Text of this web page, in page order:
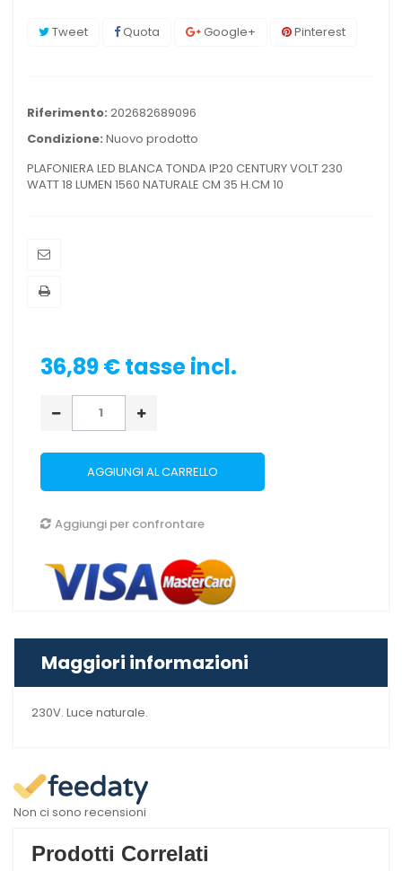
Tweet Quota Google+ Pinterest
Riferimento: 202682689096
Condizione: Nuovo prodotto
PLAFONIERA LED BLANCA TONDA IP20 CENTURY VOLT 230
WATT 18 LUMEN 1560 NATURALE CM 35 H.CM 10
36,89 €tasse incl.
AGGIUNGI AL CARRELLO
Aggiungi per confrontare
Maggiori informazioni
230V. Luce naturale.
Non ci sono recensioni
Prodotti Correlati